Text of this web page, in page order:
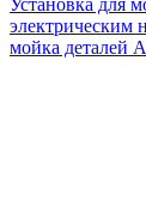
Установка для
электрическим
мойка деталей